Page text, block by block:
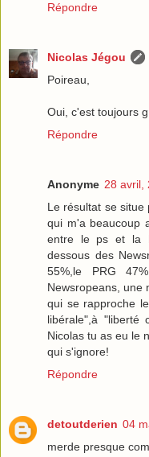
Répondre
Nicolas Jégou
Poireau,
Oui, c'est toujours
Répondre
Anonyme 28 avril,
Le résultat se
qui m'a beaucoup
entre le ps et la
dessous des
55%,le PRG
Newsropeans, une
qui se rapproche
libérale",à "liberté
Nicolas tu as eu le
qui s'ignore!
Répondre
detoutderien 04
merde presque